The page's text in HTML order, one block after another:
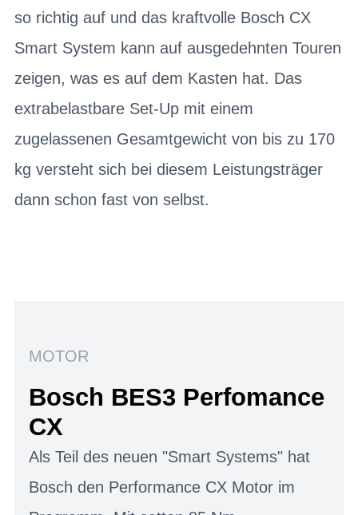
so richtig auf und das kraftvolle Bosch CX
Smart System kann auf ausgedehnten Touren
zeigen, was es auf dem Kasten hat. Das
extrabelastbare Set-Up mit einem
zugelassenen Gesamtgewicht von bis zu 170
kg versteht sich bei diesem Leistungsträger
dann schon fast von selbst.
MOTOR
Bosch BES3 Perfomance
CX
Als Teil des neuen "Smart Systems" hat
Bosch den Performance CX Motor im